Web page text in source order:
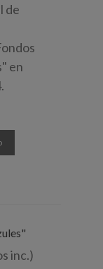
de
en
inc.)